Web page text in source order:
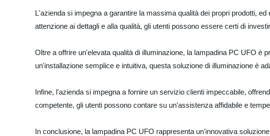
L'azienda si impegna a garantire la massima qualità dei propri prodotti,
attenzione ai dettagli e alla qualità, gli utenti possono essere certi di
Oltre a offrire un'elevata qualità di illuminazione, la lampadina PC UFO è
un'installazione semplice e intuitiva, questa soluzione di illuminazione è
Infine, l'azienda si impegna a fornire un servizio clienti impeccabile,
competente, gli utenti possono contare su un'assistenza affidabile e
In conclusione, la lampadina PC UFO rappresenta un'innovativa